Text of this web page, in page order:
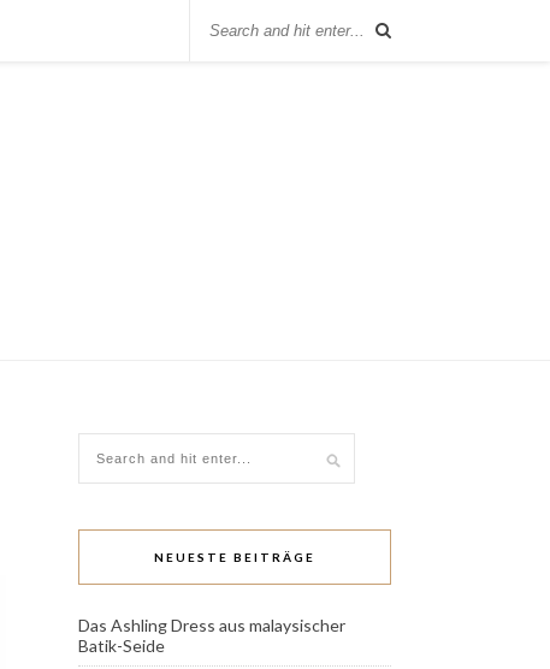
NEUESTE BEITRÄGE
Das Ashling Dress aus malaysischer
Batik-Seide